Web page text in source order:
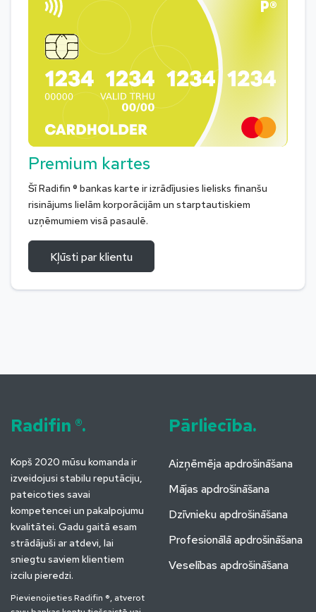
Premium kartes
Šī Radifin ® bankas karte ir izrādījusies lielisks finanšu
risinājums lielām korporācijām un starptautiskiem
uzņēmumiem visā pasaulē.
Kļūsti par klientu
Radifin ®.
Kopš 2020 mūsu komanda ir
izveidojusi stabilu reputāciju,
pateicoties savai
kompetencei un pakalpojumu
kvalitātei. Gadu gaitā esam
strādājuši ar atdevi, lai
sniegtu saviem klientiem
izcilu pieredzi.
Pievienojieties Radifin ®, atverot
Pārliecība.
Aizņēmēja apdrošināšana
Mājas apdrošināšana
Dzīvnieku apdrošināšana
Profesionālā apdrošināšana
Veselības apdrošināšana